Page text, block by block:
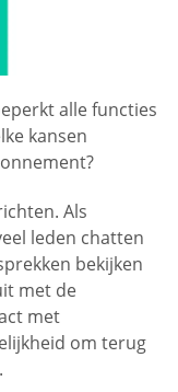
alle functies
kansen
Als
leden chatten
bekijken
met de
met
om terug